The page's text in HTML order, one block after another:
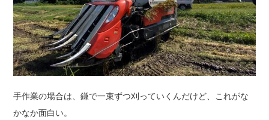
手作業の場合は、鎌で一束ずつ刈っていくんだけど、これがな
かなか面白い。